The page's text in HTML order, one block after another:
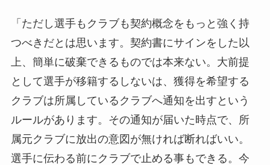
「ただし選手もクラブも契約概念をもっと強く持
つべきだとは思います。契約書にサインをした以
上、簡単に破棄できるものでは本来ない。大前提
として選手が移籍するしないは、獲得を希望する
クラブは所属しているクラブへ通知を出すという
ルールがあります。その通知が届いた時点で、所
属元クラブに放出の意図が無ければ断ればいい。
選手に伝わる前にクラブで止める事もできる。今